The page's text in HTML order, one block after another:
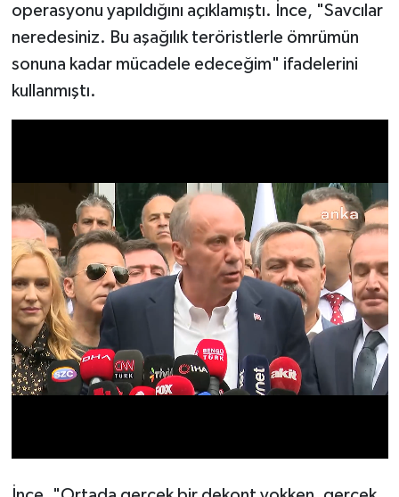
operasyonu yapıldığını açıklamıştı. İnce, "Savcılar
neredesiniz. Bu aşağılık teröristlerle ömrümün
sonuna kadar mücadele edeceğim" ifadelerini
kullanmıştı.